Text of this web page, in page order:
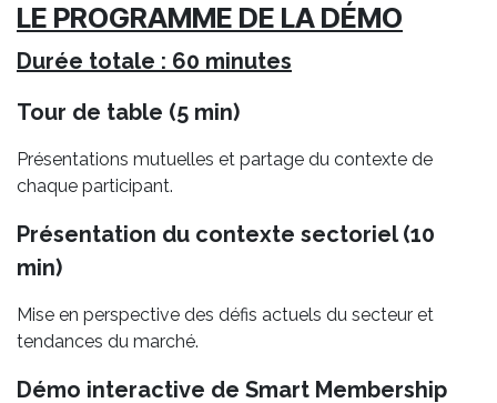
LE PROGRAMME DE LA DÉMO
Durée totale : 60 minutes
Tour de table (5 min)
Présentations mutuelles et partage du contexte de
chaque participant.
Présentation du contexte sectoriel (10
min)
Mise en perspective des défis actuels du secteur et
tendances du marché.
Démo interactive de Smart Membership